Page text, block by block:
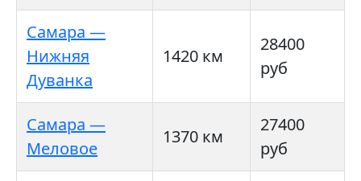
Самара —
Нижняя
Дуванка
1420 км
28400
руб
Самара —
Меловое
1370 км
27400
руб